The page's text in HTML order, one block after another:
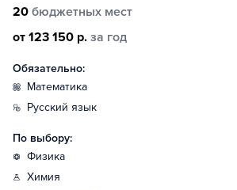
20 бюджетных мест
от 123 150 р. за год
Обязательно:
математика
русский язык
По выбору:
физика
химия